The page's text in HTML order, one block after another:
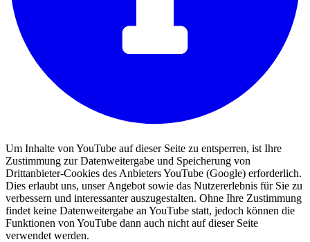
Um Inhalte von YouTube auf dieser Seite zu entsperren, ist Ihre
Zustimmung zur Datenweitergabe und Speicherung von
Drittanbieter-Cookies des Anbieters YouTube (Google) erforderlich.
Dies erlaubt uns, unser Angebot sowie das Nutzererlebnis für Sie zu
verbessern und interessanter auszugestalten. Ohne Ihre Zustimmung
findet keine Datenweitergabe an YouTube statt, jedoch können die
Funktionen von YouTube dann auch nicht auf dieser Seite
verwendet werden.